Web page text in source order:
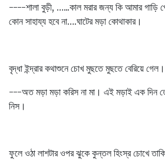
----শালা বুড়ী, …...কাল মরার জন্য কি আমার গাড়ি
কোন সাহায্য হবে না….ঘাটের মড়া কোথাকার।
বৃদ্ধা ইন্দ্রার কথাশুনে চোখ মুছতে মুছতে বেরিয়ে
---অত মড়া মড়া করিস না মা। এই মড়াই এক দিন
নিস।
ফুলে ওঠা লাশটার ওপর ঝুকে কুন্তল হিংস্র চোখে